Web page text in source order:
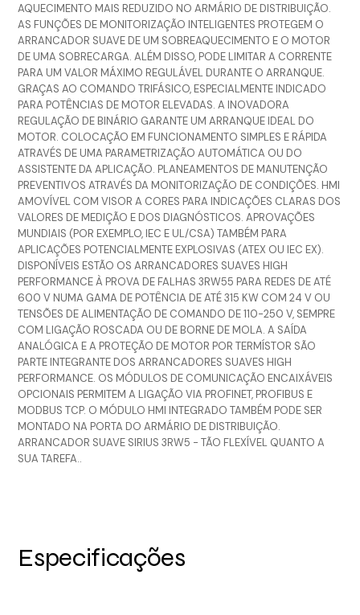
AQUECIMENTO MAIS REDUZIDO NO ARMÁRIO DE DISTRIBUIÇÃO.
AS FUNÇÕES DE MONITORIZAÇÃO INTELIGENTES PROTEGEM O
ARRANCADOR SUAVE DE UM SOBREAQUECIMENTO E O MOTOR
DE UMA SOBRECARGA. ALÉM DISSO, PODE LIMITAR A CORRENTE
PARA UM VALOR MÁXIMO REGULÁVEL DURANTE O ARRANQUE.
GRAÇAS AO COMANDO TRIFÁSICO, ESPECIALMENTE INDICADO
PARA POTÊNCIAS DE MOTOR ELEVADAS. A INOVADORA
REGULAÇÃO DE BINÁRIO GARANTE UM ARRANQUE IDEAL DO
MOTOR. COLOCAÇÃO EM FUNCIONAMENTO SIMPLES E RÁPIDA
ATRAVÉS DE UMA PARAMETRIZAÇÃO AUTOMÁTICA OU DO
ASSISTENTE DA APLICAÇÃO. PLANEAMENTOS DE MANUTENÇÃO
PREVENTIVOS ATRAVÉS DA MONITORIZAÇÃO DE CONDIÇÕES. HMI
AMOVÍVEL COM VISOR A CORES PARA INDICAÇÕES CLARAS DOS
VALORES DE MEDIÇÃO E DOS DIAGNÓSTICOS. APROVAÇÕES
MUNDIAIS (POR EXEMPLO, IEC E UL/CSA) TAMBÉM PARA
APLICAÇÕES POTENCIALMENTE EXPLOSIVAS (ATEX OU IEC EX).
DISPONÍVEIS ESTÃO OS ARRANCADORES SUAVES HIGH
PERFORMANCE À PROVA DE FALHAS 3RW55 PARA REDES DE ATÉ
600 V NUMA GAMA DE POTÊNCIA DE ATÉ 315 KW COM 24 V OU
TENSÕES DE ALIMENTAÇÃO DE COMANDO DE 110-250 V, SEMPRE
COM LIGAÇÃO ROSCADA OU DE BORNE DE MOLA. A SAÍDA
ANALÓGICA E A PROTEÇÃO DE MOTOR POR TERMÍSTOR SÃO
PARTE INTEGRANTE DOS ARRANCADORES SUAVES HIGH
PERFORMANCE. OS MÓDULOS DE COMUNICAÇÃO ENCAIXÁVEIS
OPCIONAIS PERMITEM A LIGAÇÃO VIA PROFINET, PROFIBUS E
MODBUS TCP. O MÓDULO HMI INTEGRADO TAMBÉM PODE SER
MONTADO NA PORTA DO ARMÁRIO DE DISTRIBUIÇÃO.
ARRANCADOR SUAVE SIRIUS 3RW5 - TÃO FLEXÍVEL QUANTO A
SUA TAREFA..
Especificações